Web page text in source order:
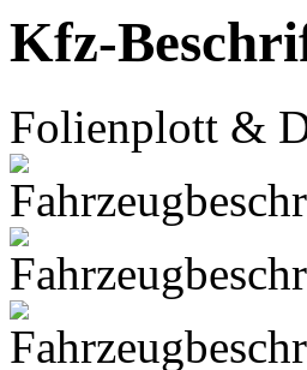
Kfz-
Folienplott &